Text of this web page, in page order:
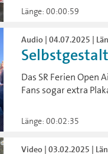
Länge: 00:00:59
Audio | 04.07.2025 |
Das SR Ferien Open
Fans sogar extra
Länge: 00:02:35
Video | 03.02.2025 |